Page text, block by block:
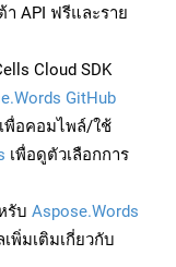
า API ฟรีและราย
Cloud SDK
GitHub
พื่อคอมไพล์/ใช้
เพื่อดูตัวเลือกการ
รับ Aspose.Words
พิ่มเติมเกี่ยวกับ